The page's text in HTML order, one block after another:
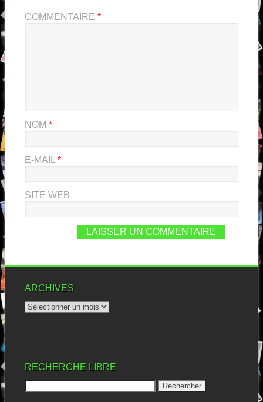
COMMENTAIRE *
NOM *
E-MAIL *
SITE WEB
ARCHIVES
RECHERCHE LIBRE